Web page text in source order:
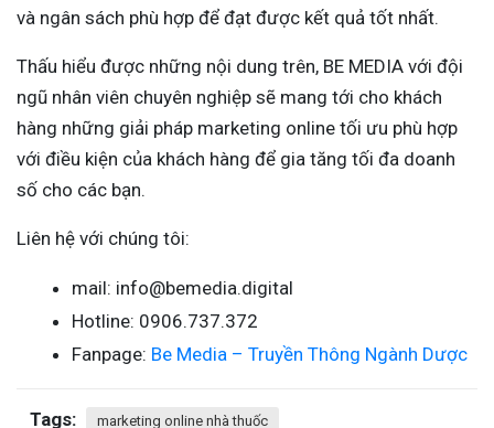
và ngân sách phù hợp để đạt được kết quả tốt nhất.
Thấu hiểu được những nội dung trên, BE MEDIA với đội
ngũ nhân viên chuyên nghiệp sẽ mang tới cho khách
hàng những giải pháp marketing online tối ưu phù hợp
với điều kiện của khách hàng để gia tăng tối đa doanh
số cho các bạn.
Liên hệ với chúng tôi:
mail: info@bemedia.digital
Hotline: 0906.737.372
Fanpage: Be Media – Truyền Thông Ngành Dược
Tags: marketing online nhà thuốc